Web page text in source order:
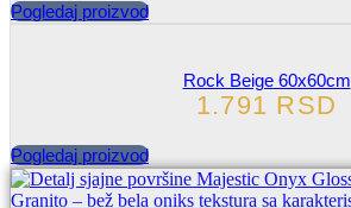
Pogledaj proizvod
Rock Beige 60x60cm
1.791 RSD
Pogledaj proizvod